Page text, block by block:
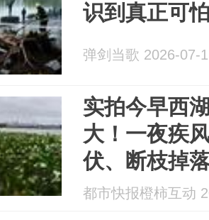
识到真正可
弹剑当歌 2026-07-
实拍今早西
大！一夜疾
伏、断枝掉
都市快报橙柿互动